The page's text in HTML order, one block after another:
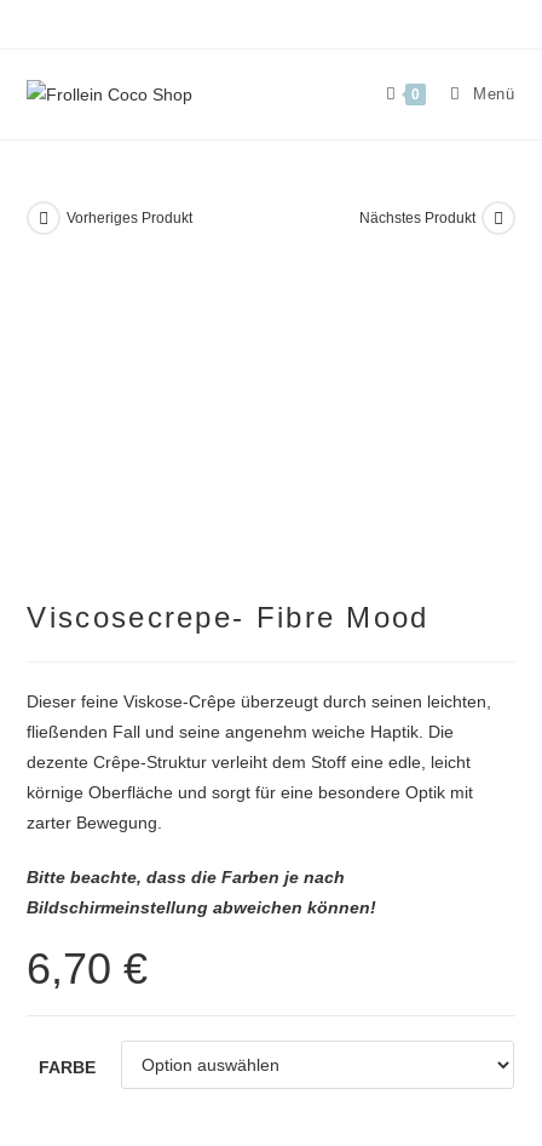
0 Menü
Vorheriges Produkt Nächstes Produkt
Viscosecrepe- Fibre Mood
Dieser feine Viskose-Crêpe überzeugt durch seinen leichten,
fließenden Fall und seine angenehm weiche Haptik. Die
dezente Crêpe-Struktur verleiht dem Stoff eine edle, leicht
körnige Oberfläche und sorgt für eine besondere Optik mit
zarter Bewegung.
Bitte beachte, dass die Farben je nach
Bildschirmeinstellung abweichen können!
6,70€
FARBE